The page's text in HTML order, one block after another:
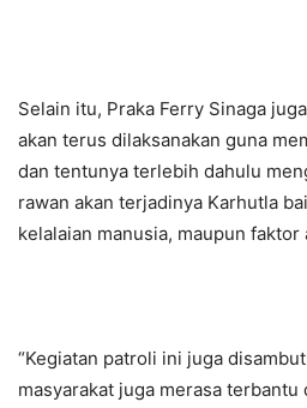
Selain itu, Praka Ferry Sinaga
akan terus dilaksanakan guna
dan tentunya terlebih dahulu
rawan akan terjadinya Karhutla
kelalaian manusia, maupun faktor
“Kegiatan patroli ini juga
masyarakat juga merasa terbantu